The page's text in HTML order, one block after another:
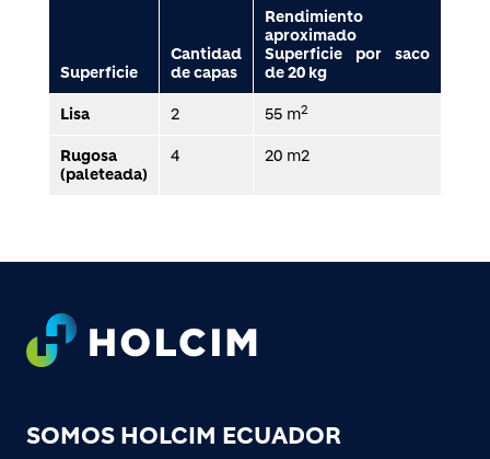
Superficie
Cantidad
de capas
Rendimiento
aproximado
Superficie por saco
de 20 kg
Lisa 2 55 m2
Rugosa
(paleteada)
4 20 m2
Footer
SOMOS HOLCIM ECUADOR